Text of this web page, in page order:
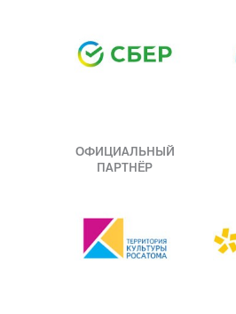
ОФИЦИАЛЬНЫЙ
ПАРТНЁР